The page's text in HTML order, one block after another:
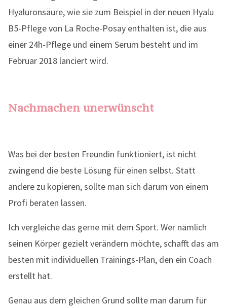
Hyaluronsäure, wie sie zum Beispiel in der neuen Hyalu
B5-Pflege von La Roche-Posay enthalten ist, die aus
einer 24h-Pflege und einem Serum besteht und im
Februar 2018 lanciert wird.
Nachmachen unerwünscht
Was bei der besten Freundin funktioniert, ist nicht
zwingend die beste Lösung für einen selbst. Statt
andere zu kopieren, sollte man sich darum von einem
Profi beraten lassen.
Ich vergleiche das gerne mit dem Sport. Wer nämlich
seinen Körper gezielt verändern möchte, schafft das am
besten mit individuellen Trainings-Plan, den ein Coach
erstellt hat.
Genau aus dem gleichen Grund sollte man darum für